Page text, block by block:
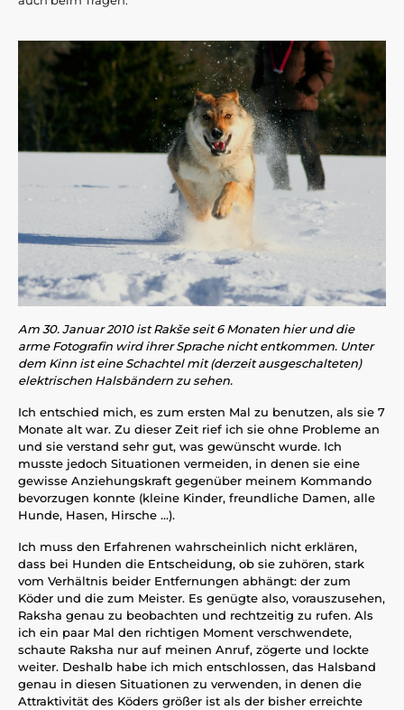
Am 30. Januar 2010 ist Rakše seit 6 Monaten hier und die
arme Fotografin wird ihrer Sprache nicht entkommen. Unter
dem Kinn ist eine Schachtel mit (derzeit ausgeschalteten)
elektrischen Halsbändern zu sehen.
Ich entschied mich, es zum ersten Mal zu benutzen, als sie 7
Monate alt war. Zu dieser Zeit rief ich sie ohne Probleme an
und sie verstand sehr gut, was gewünscht wurde. Ich
musste jedoch Situationen vermeiden, in denen sie eine
gewisse Anziehungskraft gegenüber meinem Kommando
bevorzugen konnte (kleine Kinder, freundliche Damen, alle
Hunde, Hasen, Hirsche ...).
Ich muss den Erfahrenen wahrscheinlich nicht erklären,
dass bei Hunden die Entscheidung, ob sie zuhören, stark
vom Verhältnis beider Entfernungen abhängt: der zum
Köder und die zum Meister. Es genügte also, vorauszusehen,
Raksha genau zu beobachten und rechtzeitig zu rufen. Als
ich ein paar Mal den richtigen Moment verschwendete,
schaute Raksha nur auf meinen Anruf, zögerte und lockte
weiter. Deshalb habe ich mich entschlossen, das Halsband
genau in diesen Situationen zu verwenden, in denen die
Attraktivität des Köders größer ist als der bisher erreichte